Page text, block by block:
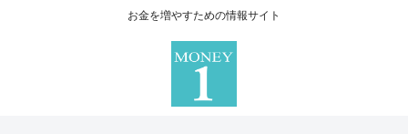
お金を増やすための情報サイト